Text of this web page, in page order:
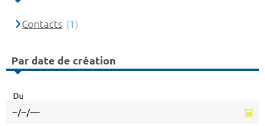
Contacts (1)
Par date de création
Du